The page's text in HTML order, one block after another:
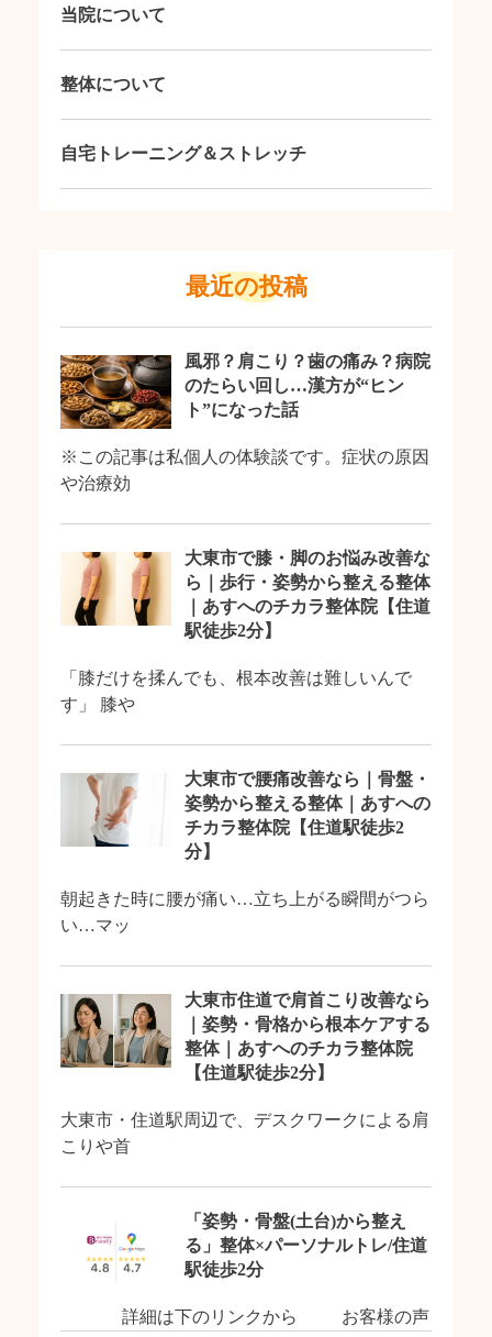
当院について
整体について
自宅トレーニング＆ストレッチ
最近の投稿
風邪？肩こり？歯の痛み？病院
のたらい回し…漢方が“ヒン
ト”になった話
※この記事は私個人の体験談です。症状の原因
や治療効
大東市で膝・脚のお悩み改善な
ら｜歩行・姿勢から整える整体
｜あすへのチカラ整体院【住道
駅徒歩2分】
「膝だけを揉んでも、根本改善は難しいんで
す」 膝や
大東市で腰痛改善なら｜骨盤・
姿勢から整える整体｜あすへの
チカラ整体院【住道駅徒歩2
分】
朝起きた時に腰が痛い…立ち上がる瞬間がつら
い…マッ
大東市住道で肩首こり改善なら
｜姿勢・骨格から根本ケアする
整体｜あすへのチカラ整体院
【住道駅徒歩2分】
大東市・住道駅周辺で、デスクワークによる肩
こりや首
「姿勢・骨盤(土台)から整え
る」整体×パーソナルトレ/住道
駅徒歩2分
詳細は下のリンクから お客様の声